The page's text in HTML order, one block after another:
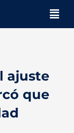
ajuste
que